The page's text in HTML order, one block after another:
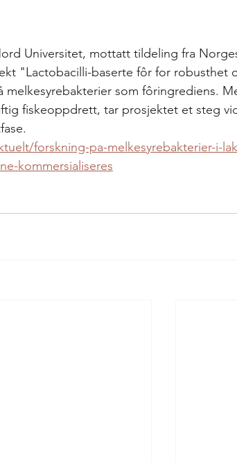
Universitet, mottatt tildeling fra
"Lactobacilli-baserte fôr for robusthet
som fôringrediens.
fiskeoppdrett, tar prosjektet et steg
forskning-pa-melkesyrebakterier-i-
kommersialiseres